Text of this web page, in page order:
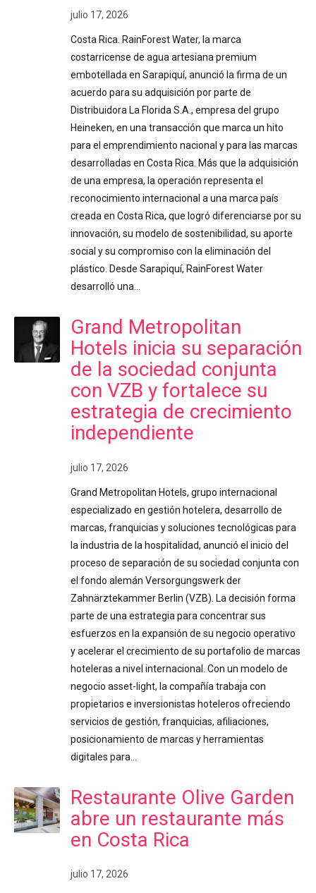
julio 17, 2026
Costa Rica. RainForest Water, la marca
costarricense de agua artesiana premium
embotellada en Sarapiquí, anunció la firma de un
acuerdo para su adquisición por parte de
Distribuidora La Florida S.A., empresa del grupo
Heineken, en una transacción que marca un hito
para el emprendimiento nacional y para las marcas
desarrolladas en Costa Rica. Más que la adquisición
de una empresa, la operación representa el
reconocimiento internacional a una marca país
creada en Costa Rica, que logró diferenciarse por su
innovación, su modelo de sostenibilidad, su aporte
social y su compromiso con la eliminación del
plástico. Desde Sarapiquí, RainForest Water
desarrolló una…
Grand Metropolitan
Hotels inicia su separación
de la sociedad conjunta
con VZB y fortalece su
estrategia de crecimiento
independiente
julio 17, 2026
Grand Metropolitan Hotels, grupo internacional
especializado en gestión hotelera, desarrollo de
marcas, franquicias y soluciones tecnológicas para
la industria de la hospitalidad, anunció el inicio del
proceso de separación de su sociedad conjunta con
el fondo alemán Versorgungswerk der
Zahnärztekammer Berlin (VZB). La decisión forma
parte de una estrategia para concentrar sus
esfuerzos en la expansión de su negocio operativo
y acelerar el crecimiento de su portafolio de marcas
hoteleras a nivel internacional. Con un modelo de
negocio asset-light, la compañía trabaja con
propietarios e inversionistas hoteleros ofreciendo
servicios de gestión, franquicias, afiliaciones,
posicionamiento de marcas y herramientas
digitales para…
Restaurante Olive Garden
abre un restaurante más
en Costa Rica
julio 17, 2026